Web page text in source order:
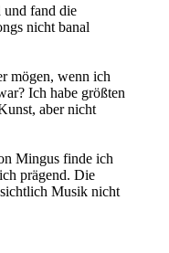
und fand die
nicht banal
mögen, wenn ich
Ich habe größten
aber nicht
Mingus finde ich
prägend. Die
Musik nicht